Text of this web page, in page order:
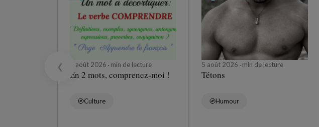
❮ 5 août 2026 min de lecture
En 2 mots, comprenez-moi !
Culture
5 août 2026 min de lecture
Tétons
Humour